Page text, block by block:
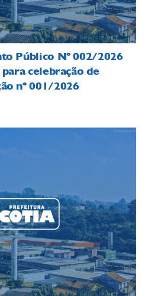
Público Nº 002/2026
celebração de
nº 001/2026